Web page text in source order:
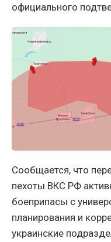
официального
Сообщается, что
пехоты ВКС РФ
боеприпасы с
планирования и
украинские